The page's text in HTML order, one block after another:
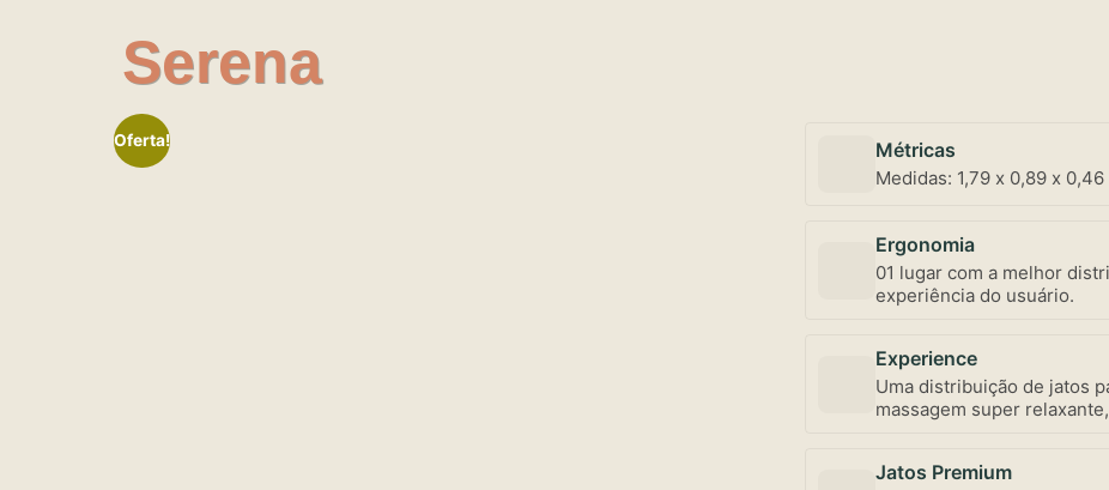
Serena
Oferta! Métricas
Medidas: 1,79 x 0,89 x
Ergonomia
01 lugar com a melhor
experiência do usuário.
Experience
Uma distribuição de jatos
massagem super
Jatos Premium